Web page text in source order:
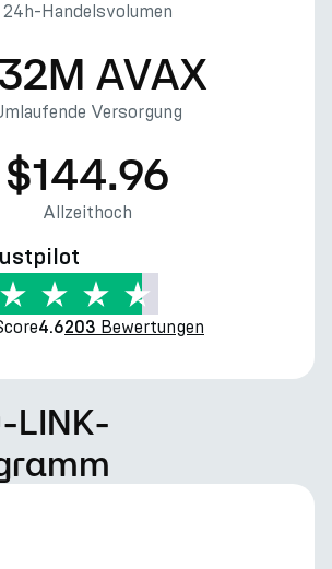
24h-Handelsvolumen
AVAX
Versorgung
$144.96
Allzeithoch
4.6203 Bewertungen
LINK-